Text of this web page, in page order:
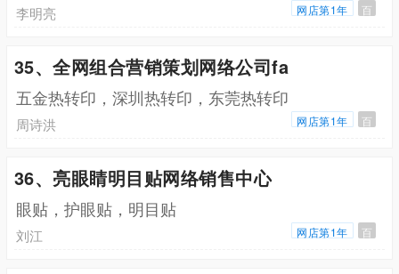
李明亮 网店第1年 百
35、全网组合营销策划网络公司fa
五金热转印，深圳热转印，东莞热转印
周诗洪 网店第1年 百
36、亮眼睛明目贴网络销售中心
眼贴，护眼贴，明目贴
刘江 网店第1年 百